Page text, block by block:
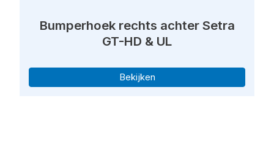
Bumperhoek rechts achter Setra
GT-HD & UL
Bekijken